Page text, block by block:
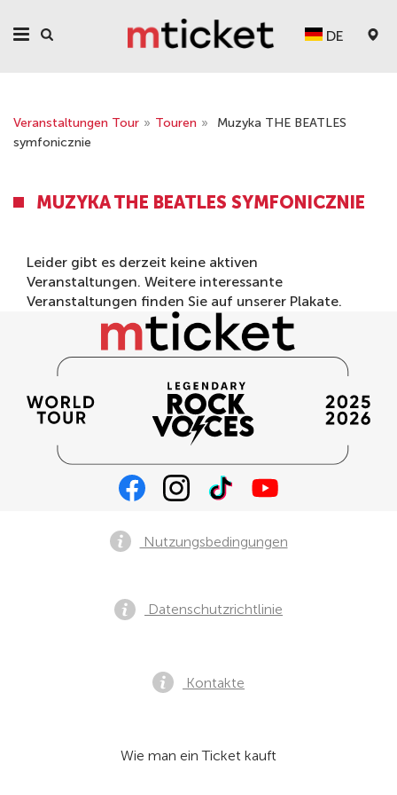
DE
Veranstaltungen Tour » Touren »
Muzyka THE BEATLES
symfonicznie
MUZYKA THE BEATLES SYMFONICZNIE
Leider gibt es derzeit keine aktiven
Veranstaltungen. Weitere interessante
Veranstaltungen finden Sie auf unserer Plakate.
Nutzungsbedingungen
Datenschutzrichtlinie
Kontakte
Wie man ein Ticket kauft